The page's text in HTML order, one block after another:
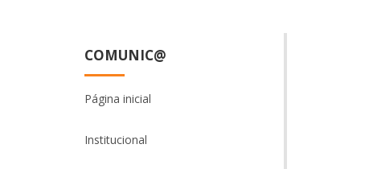
COMUNIC@
Página inicial
Institucional